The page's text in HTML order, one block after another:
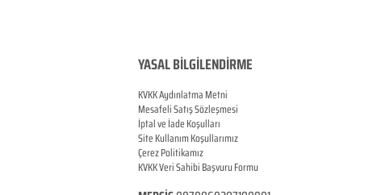
YASAL BİLGİLENDİRME
KVKK Aydınlatma Metni
Mesafeli Satış Sözleşmesi
İptal ve İade Koşulları
Site Kullanım Koşullarımız
Çerez Politikamız
KVKK Veri Sahibi Başvuru Formu